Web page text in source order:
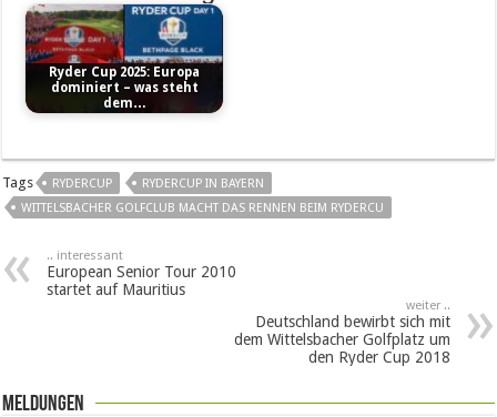
Ryder Cup 2025: Europa
dominiert – was steht
dem…
Tags RYDERCUP
RYDERCUP IN BAYERN
WITTELSBACHER GOLFCLUB MACHT DAS RENNEN BEIM RYDERCU
.. interessant
European Senior Tour 2010
startet auf Mauritius
weiter ..
Deutschland bewirbt sich mit
dem Wittelsbacher Golfplatz um
den Ryder Cup 2018
Meldungen